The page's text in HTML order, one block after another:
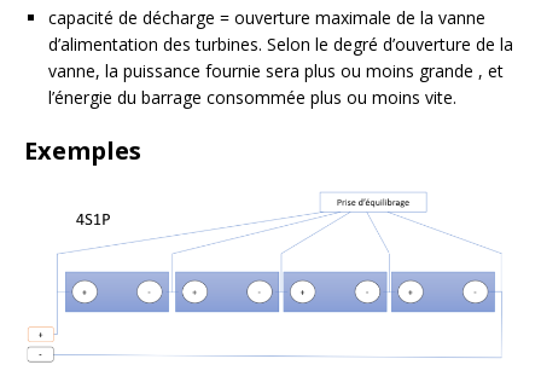
capacité de décharge = ouverture maximale de la vanne
d’alimentation des turbines. Selon le degré d’ouverture de la
vanne, la puissance fournie sera plus ou moins grande , et
l’énergie du barrage consommée plus ou moins vite.
Exemples